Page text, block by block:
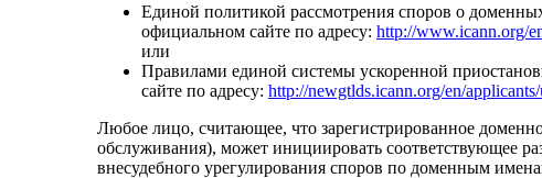
Единой политикой рассмотрения споров о
официальном сайте по адресу: http://www.icann.org/
или
Правилами единой системы ускоренной
сайте по адресу: http://newgtlds.icann.org/en/
Любое лицо, считающее, что зарегистрированное
обслуживания), может инициировать соответствующее
внесудебного урегулирования споров по доменным